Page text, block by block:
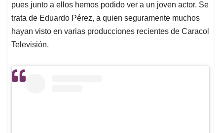
pues junto a ellos hemos podido ver a un joven actor. Se
trata de Eduardo Pérez, a quien seguramente muchos
hayan visto en varias producciones recientes de Caracol
Televisión.